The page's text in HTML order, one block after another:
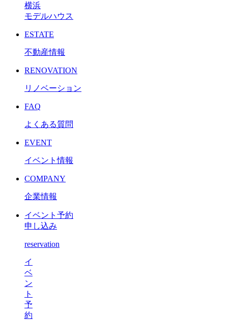
横浜
モデルハウス
ESTATE
不動産情報
RENOVATION
リノベーション
FAQ
よくある質問
EVENT
イベント情報
COMPANY
企業情報
イベント予約
申し込み
reservation
イ
ベ
ン
ト
予
約